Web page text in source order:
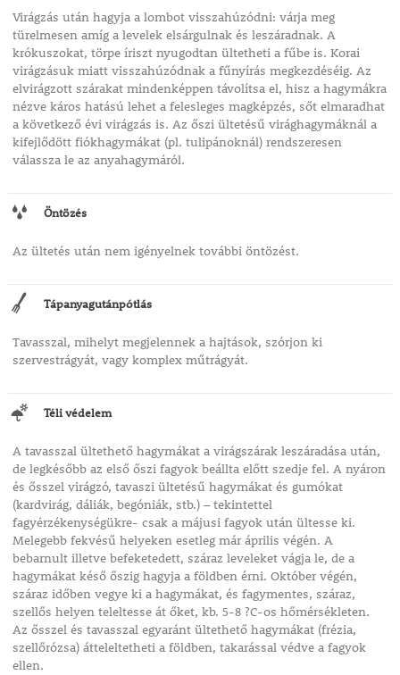
Virágzás után hagyja a lombot visszahúzódni: várja meg
türelmesen amíg a levelek elsárgulnak és leszáradnak. A
krókuszokat, törpe íriszt nyugodtan ültetheti a fűbe is. Korai
virágzásuk miatt visszahúzódnak a fűnyírás megkezdéséig. Az
elvirágzott szárakat mindenképpen távolítsa el, hisz a hagymákra
nézve káros hatású lehet a felesleges magképzés, sőt elmaradhat
a következő évi virágzás is. Az őszi ültetésű virághagymáknál a
kifejlődött fiókhagymákat (pl. tulipánoknál) rendszeresen
válassza le az anyahagymáról.
Öntözés
Az ültetés után nem igényelnek további öntözést.
Tápanyagutánpótlás
Tavasszal, mihelyt megjelennek a hajtások, szórjon ki
szervestrágyát, vagy komplex műtrágyát.
Téli védelem
A tavasszal ültethető hagymákat a virágszárak leszáradása után,
de legkésőbb az első őszi fagyok beállta előtt szedje fel. A nyáron
és ősszel virágzó, tavaszi ültetésű hagymákat és gumókat
(kardvirág, dáliák, begóniák, stb.) – tekintettel
fagyérzékenységükre- csak a májusi fagyok után ültesse ki.
Melegebb fekvésű helyeken esetleg már április végén. A
bebarnult illetve befeketedett, száraz leveleket vágja le, de a
hagymákat késő őszig hagyja a földben érni. Október végén,
száraz időben vegye ki a hagymákat, és fagymentes, száraz,
szellős helyen teleltesse át őket, kb. 5-8 ?C-os hőmérsékleten.
Az ősszel és tavasszal egyaránt ültethető hagymákat (frézia,
szellőrózsa) átteleltetheti a földben, takarással védve a fagyok
ellen.